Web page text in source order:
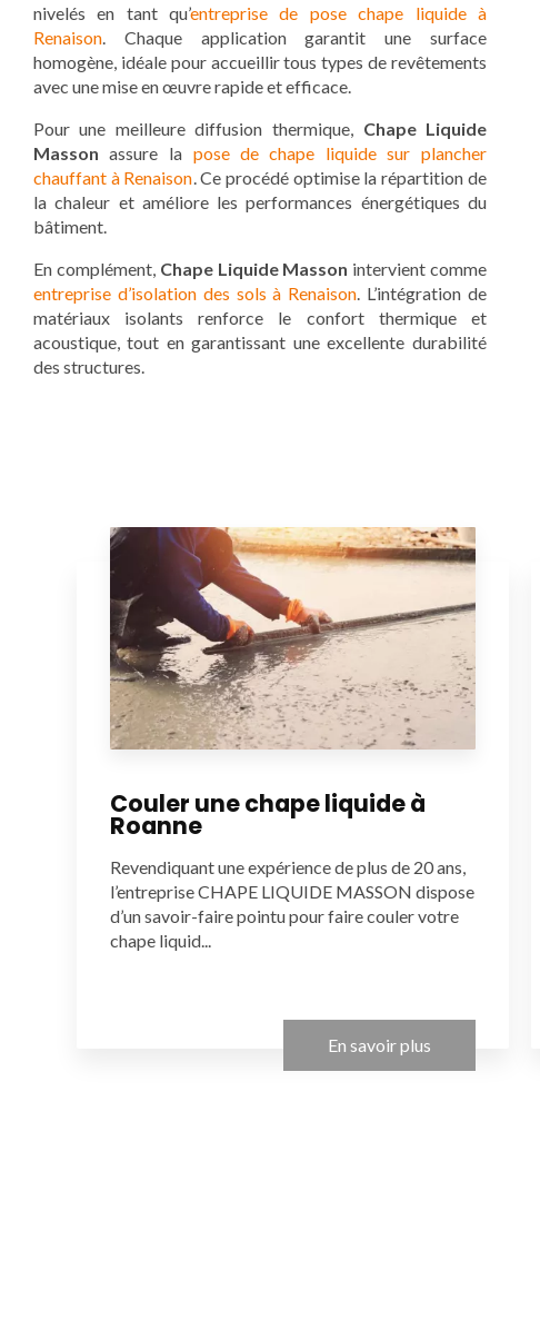
nivelés en tant qu’entreprise de pose chape liquide à
Renaison . Chaque application garantit une surface
homogène, idéale pour accueillir tous types de revêtements
avec une mise en œuvre rapide et efficace.
Pour une meilleure diffusion thermique, Chape Liquide
Masson assure la pose de chape liquide sur plancher
chauffant à Renaison . Ce procédé optimise la répartition de
la chaleur et améliore les performances énergétiques du
bâtiment.
En complément, Chape Liquide Masson intervient comme
entreprise d’isolation des sols à Renaison . L’intégration de
matériaux isolants renforce le confort thermique et
acoustique, tout en garantissant une excellente durabilité
des structures.
Couler une chape liquide à
Roanne
Revendiquant une expérience de plus de 20 ans,
l’entreprise CHAPE LIQUIDE MASSON dispose
d’un savoir-faire pointu pour faire couler votre
chape liquid...
En savoir plus